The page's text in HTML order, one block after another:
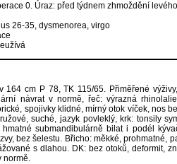
0. Úraz: před týdnem zhmoždění
26-35, dysmenorea, virgo
164 cm P 78, TK 115/65. Přiměřené
návrat v normě, řeč: výrazná
spojivky klidné, mírný otok víček, nos
suché, jazyk povleklý, krk: tonsily
submandibulárně bilat i podél
bez šelestu. Břicho: měkké, prohmatné,
s dlahou. DK: bez otoků, deformit,
normě.